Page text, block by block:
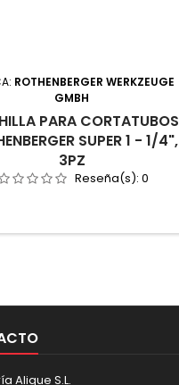
ROTHENBERGER WERKZEUGE
GMBH
PARA CORTATUBOS
SUPER 1 - 1/4",
3PZ
Reseña(s): 0
Alique S.L.